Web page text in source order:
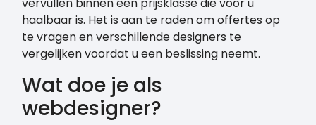
haalbaar is. Het is aan te raden om offertes op
te vragen en verschillende designers te
vergelijken voordat u een beslissing neemt.
Wat doe je als
webdesigner?